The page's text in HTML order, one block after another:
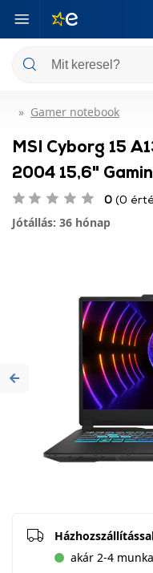
Gamer notebook
MSI Cyborg 15
2004 15,6"
0 (0
Jótállás: 36 hónap
Previous
akár 2-4